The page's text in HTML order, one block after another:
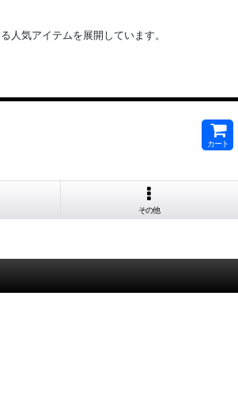
人気アイテムを展開しています。
カート
その他